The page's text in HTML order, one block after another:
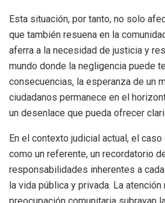
Esta situación, por tanto, no solo
que también resuena en la
aferra a la necesidad de justicia y
mundo donde la negligencia puede
consecuencias, la esperanza de un
ciudadanos permanece en el
un desenlace que pueda ofrecer
En el contexto judicial actual, el
como un referente, un recordatorio
responsabilidades inherentes a
la vida pública y privada. La